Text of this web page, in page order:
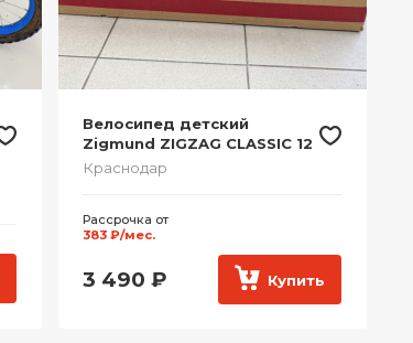
Велосипед детский
Zigmund ZIGZAG CLASSIC 12
Краснодар
Рассрочка от
383 ₽/мес.
3 490 ₽ Купить